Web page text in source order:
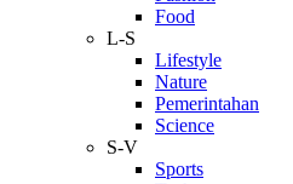
Food
L-S
Lifestyle
Nature
Pemerintahan
Science
S-V
Sports